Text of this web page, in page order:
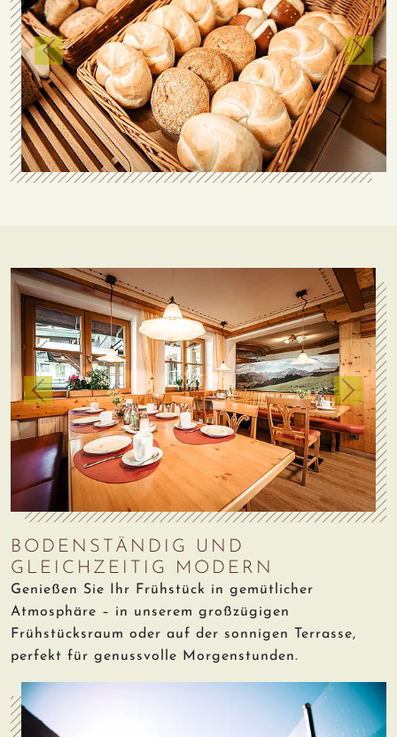
zurück weiter
zurück weiter
BODENSTÄNDIG UND
GLEICHZEITIG MODERN
Genießen Sie Ihr Frühstück in gemütlicher
Atmosphäre – in unserem großzügigen
Frühstücksraum oder auf der sonnigen Terrasse,
perfekt für genussvolle Morgenstunden.